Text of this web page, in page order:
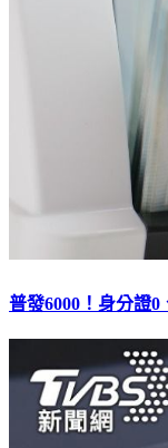
普發6000！身分證